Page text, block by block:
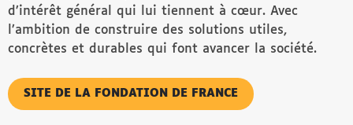
d’intérêt général qui lui tiennent à cœur. Avec
l’ambition de construire des solutions utiles,
concrètes et durables qui font avancer la société.
SITE DE LA FONDATION DE FRANCE